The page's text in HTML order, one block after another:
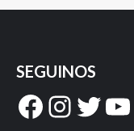
SEGUINOS
Facebook